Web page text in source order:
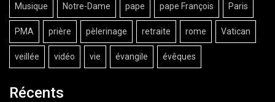
Musique Notre-Dame pape pape François Paris
PMA prière pèlerinage retraite rome Vatican
veillée vidéo vie évangile évêques
Récents